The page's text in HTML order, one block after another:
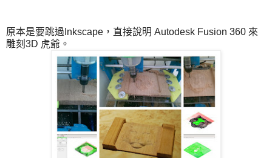
原本是要跳過Inkscape，直接說明 Autodesk Fusion 360 來
雕刻3D 虎爺。